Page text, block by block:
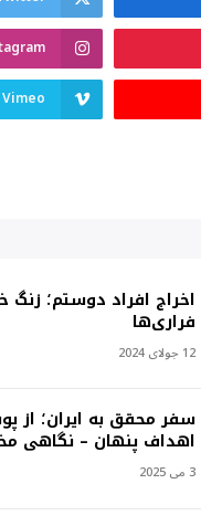
Vimeo
اخراج افراد دوستم؛
فراری‌ها
12 جولای 2024
سفر محقق به ایران؛ از
اهداف پنهان – نگاهی
3 می 2025